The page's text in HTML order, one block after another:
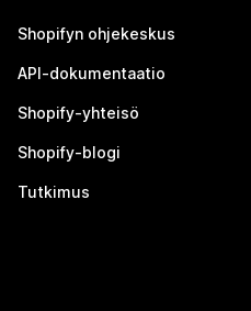
Shopifyn ohjekeskus
API-dokumentaatio
Shopify-yhteisö
Shopify-blogi
Tutkimus